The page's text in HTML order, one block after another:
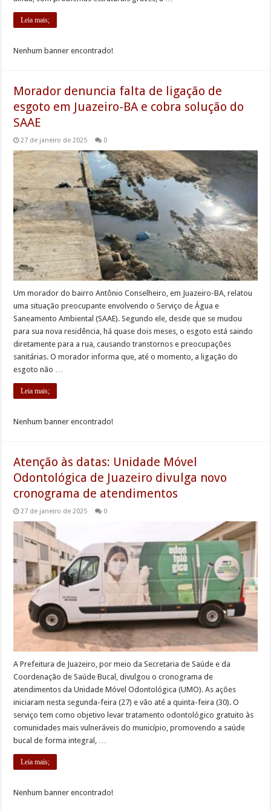
Leia mais;
Nenhum banner encontrado!
Morador denuncia falta de ligação de
esgoto em Juazeiro-BA e cobra solução do
SAAE
27 de janeiro de 2025 0
Um morador do bairro Antônio Conselheiro, em Juazeiro-BA, relatou
uma situação preocupante envolvendo o Serviço de Água e
Saneamento Ambiental (SAAE). Segundo ele, desde que se mudou
para sua nova residência, há quase dois meses, o esgoto está saindo
diretamente para a rua, causando transtornos e preocupações
sanitárias. O morador informa que, até o momento, a ligação do
esgoto não …
Leia mais;
Nenhum banner encontrado!
Atenção às datas: Unidade Móvel
Odontológica de Juazeiro divulga novo
cronograma de atendimentos
27 de janeiro de 2025 0
A Prefeitura de Juazeiro, por meio da Secretaria de Saúde e da
Coordenação de Saúde Bucal, divulgou o cronograma de
atendimentos da Unidade Móvel Odontológica (UMO). As ações
iniciaram nesta segunda-feira (27) e vão até a quinta-feira (30). O
serviço tem como objetivo levar tratamento odontológico gratuito às
comunidades mais vulneráveis do município, promovendo a saúde
bucal de forma integral, …
Leia mais;
Nenhum banner encontrado!